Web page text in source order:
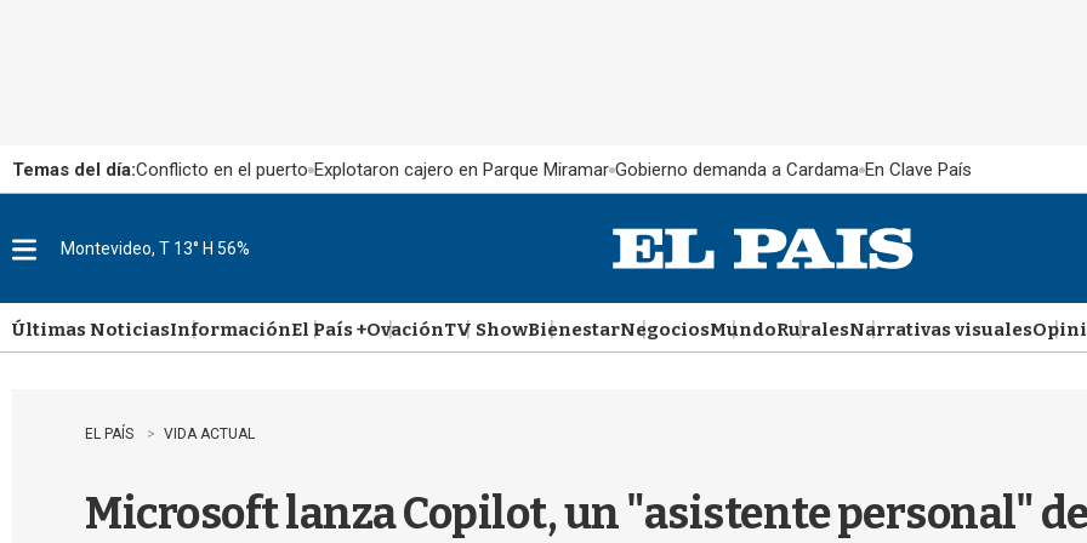
Temas del día:Conflicto en el puerto Explotaron cajero en Parque Miramar Gobierno demanda a Cardama En Clave País
u
Montevideo, T 13° H 56%
Últimas NoticiasInformaciónEl País +OvaciónTV ShowBienestarNegociosMundoRuralesNarrativas visuales
EL PAÍS VIDA ACTUAL
Microsoft lanza Copilot, un "asistente personal"